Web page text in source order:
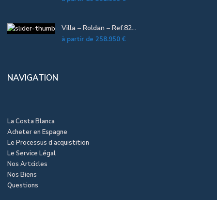
Villa – Roldan – Ref:82...
à partir de 258.950 €
NAVIGATION
La Costa Blanca
Acheter en Espagne
Le Processus d’acquistition
Le Service Légal
Nos Artcicles
Nos Biens
Questions